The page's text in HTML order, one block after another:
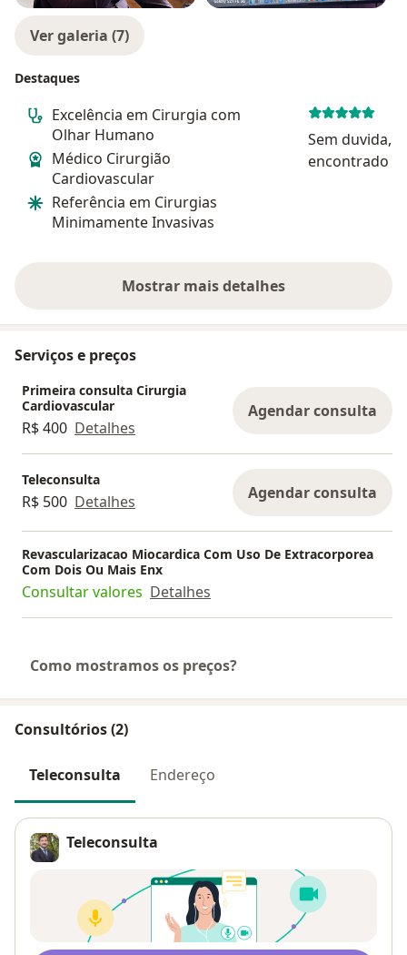
Ver galeria (7)
Destaques
Excelência em Cirurgia com
Olhar Humano
Médico Cirurgião
Cardiovascular
Referência em Cirurgias
Minimamente Invasivas
Sem duvida,
encontrado
Mostrar mais detalhes
sobre a experiência
Serviços e preços
Primeira consulta Cirurgia
Cardiovascular
R$ 400 Detalhes
Agendar consulta
Teleconsulta
R$ 500 Detalhes Agendar consulta
Revascularizacao Miocardica Com Uso De Extracorporea
Com Dois Ou Mais Enx
Consultar valores Detalhes
Como mostramos os preços?
Consultórios (2)
Teleconsulta Endereço
Teleconsulta